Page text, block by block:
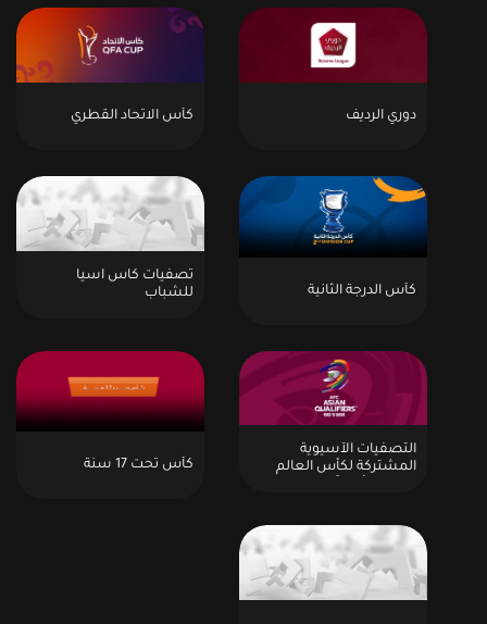
دوري الرديف كأس الاتحاد القطري
كأس الدرجة الثانية
تصفيات كاس اسيا
للشباب
التصفيات الآسيوية
المشتركة لكأس العالم
كأس تحت 17 سنة